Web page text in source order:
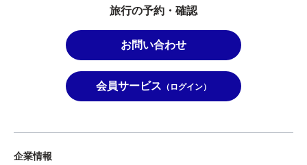
旅行の予約・確認
お問い合わせ
会員サービス （ログイン）
企業情報